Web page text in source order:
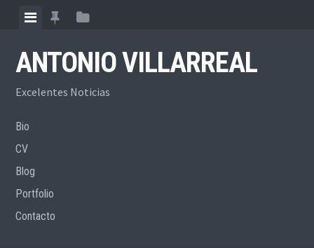
content
ViewView
posts
View
ANTONIO VILLARREAL
Excelentes Noticias
Bio
CV
Blog
Portfolio
Contacto